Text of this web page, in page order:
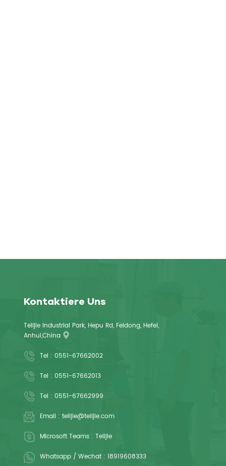
Kontaktiere Uns
Telijie Industrial Park, Hepu Rd, Feidong, Hefei,
Anhui,China
Tel : 0551-67662002
Tel : 0551-67662013
Tel : 0551-67662999
Email : telijie@telijie.com
Microsoft Teams : Telijie
Whatsapp / Wechat : 18919608333